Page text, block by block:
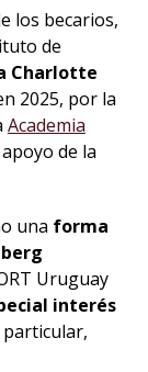
los becarios,
de
Charlotte
2025, por la
Academia
de la
una forma
Uruguay
interés
particular,